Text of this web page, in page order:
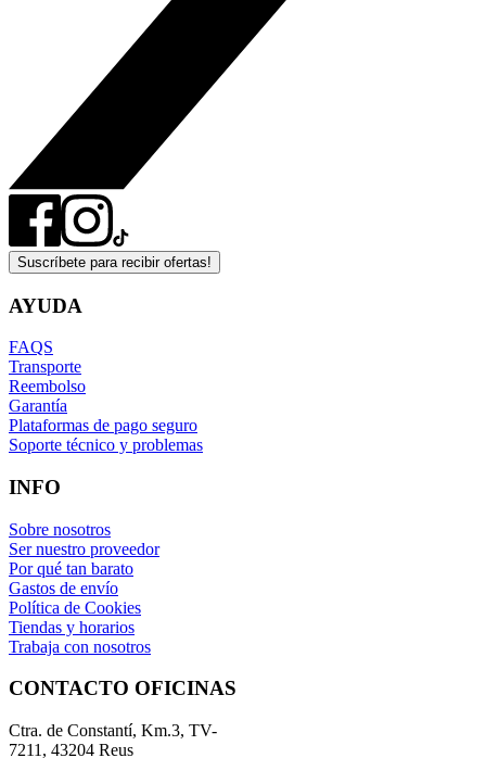
Suscríbete para recibir ofertas!
AYUDA
FAQS
Transporte
Reembolso
Garantía
Plataformas de pago seguro
Soporte técnico y problemas
INFO
Sobre nosotros
Ser nuestro proveedor
Por qué tan barato
Gastos de envío
Política de Cookies
Tiendas y horarios
Trabaja con nosotros
CONTACTO OFICINAS
Ctra. de Constantí, Km.3, TV-
7211, 43204 Reus